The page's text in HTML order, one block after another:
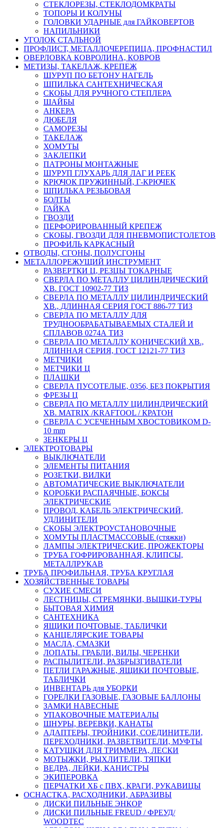
СТЕКЛОРЕЗЫ, СТЕКЛОДОМКРАТЫ
ТОПОРЫ И КОЛУНЫ
ГОЛОВКИ УДАРНЫЕ для ГАЙКОВЕРТОВ
НАПИЛЬНИКИ
УГОЛОК СТАЛЬНОЙ
ПРОФЛИСТ, МЕТАЛЛОЧЕРЕПИЦА, ПРОФНАСТИЛ
ОВЕРЛОВКА КОВРОЛИНА, КОВРОВ
МЕТИЗЫ, ТАКЕЛАЖ, КРЕПЕЖ
ШУРУП ПО БЕТОНУ НАГЕЛЬ
ШПИЛЬКА САНТЕХНИЧЕСКАЯ
СКОБЫ ДЛЯ РУЧНОГО СТЕПЛЕРА
ШАЙБЫ
АНКЕРА
ДЮБЕЛЯ
САМОРЕЗЫ
ТАКЕЛАЖ
ХОМУТЫ
ЗАКЛЕПКИ
ПАТРОНЫ МОНТАЖНЫЕ
ШУРУП ГЛУХАРЬ ДЛЯ ЛАГ И РЕЕК
КРЮЧОК ПРУЖИННЫЙ, Г-КРЮЧЕК
ШПИЛЬКА РЕЗЬБОВАЯ
БОЛТЫ
ГАЙКА
ГВОЗДИ
ПЕРФОРИРОВАННЫЙ КРЕПЕЖ
СКОБЫ, ГВОЗДИ ДЛЯ ПНЕВМОПИСТОЛЕТОВ
ПРОФИЛЬ КАРКАСНЫЙ
ОТВОДЫ, СГОНЫ, ПОЛУСГОНЫ
МЕТАЛЛОРЕЖУЩИЙ ИНСТРУМЕНТ
РАЗВЕРТКИ Ц, РЕЗЦЫ ТОКАРНЫЕ
СВЕРЛА ПО МЕТАЛЛУ ЦИЛИНДРИЧЕСКИЙ
ХВ. ГОСТ 10902-77 ТИЗ
СВЕРЛА ПО МЕТАЛЛУ ЦИЛИНДРИЧЕСКИЙ
ХВ., ДЛИННАЯ СЕРИЯ ГОСТ 886-77 ТИЗ
СВЕРЛА ПО МЕТАЛЛУ ДЛЯ
ТРУДНООБРАБАТЫВАЕМЫХ СТАЛЕЙ И
СПЛАВОВ 0274А ТИЗ
СВЕРЛА ПО МЕТАЛЛУ КОНИЧЕСКИЙ ХВ.,
ДЛИННАЯ СЕРИЯ, ГОСТ 12121-77 ТИЗ
МЕТЧИКИ
МЕТЧИКИ Ц
ПЛАШКИ
СВЕРЛА ПУСОТЕЛЫЕ, 0356, БЕЗ ПОКРЫТИЯ
ФРЕЗЫ Ц
СВЕРЛА ПО МЕТАЛЛУ ЦИЛИНДРИЧЕСКИЙ
ХВ. MATRIX /KRAFTOOL / КРАТОН
СВЕРЛА С УСЕЧЕННЫМ ХВОСТОВИКОМ D-
10 mm
ЗЕНКЕРЫ Ц
ЭЛЕКТРОТОВАРЫ
ВЫКЛЮЧАТЕЛИ
ЭЛЕМЕНТЫ ПИТАНИЯ
РОЗЕТКИ, ВИЛКИ
АВТОМАТИЧЕСКИЕ ВЫКЛЮЧАТЕЛИ
КОРОБКИ РАСПАЯЧНЫЕ, БОКСЫ
ЭЛЕКТРИЧЕСКИЕ
ПРОВОД, КАБЕЛЬ ЭЛЕКТРИЧЕСКИЙ,
УДЛИНИТЕЛИ
СКОБЫ ЭЛЕКТРОУСТАНОВОЧНЫЕ
ХОМУТЫ ПЛАСТМАССОВЫЕ (стяжки)
ЛАМПЫ ЭЛЕКТРИЧЕСКИЕ, ПРОЖЕКТОРЫ
ТРУБА ГОФРИРОВАННАЯ, КЛИПСЫ,
МЕТАЛЛРУКАВ
ТРУБА ПРОФИЛЬНАЯ, ТРУБА КРУГЛАЯ
ХОЗЯЙСТВЕННЫЕ ТОВАРЫ
СУХИЕ СМЕСИ
ЛЕСТНИЦЫ, СТРЕМЯНКИ, ВЫШКИ-ТУРЫ
БЫТОВАЯ ХИМИЯ
САНТЕХНИКА
ЯЩИКИ ПОЧТОВЫЕ, ТАБЛИЧКИ
КАНЦЕЛЯРСКИЕ ТОВАРЫ
МАСЛА, СМАЗКИ
ЛОПАТЫ. ГРАБЛИ, ВИЛЫ, ЧЕРЕНКИ
РАСПЫЛИТЕЛИ, РАЗБРЫЗГИВАТЕЛИ
ПЕТЛИ ГАРАЖНЫЕ, ЯЩИКИ ПОЧТОВЫЕ,
ТАБЛИЧКИ
ИНВЕНТАРЬ для УБОРКИ
ГОРЕЛКИ ГАЗОВЫЕ, ГАЗОВЫЕ БАЛЛОНЫ
ЗАМКИ НАВЕСНЫЕ
УПАКОВОЧНЫЕ МАТЕРИАЛЫ
ШНУРЫ, ВЕРЕВКИ, КАНАТЫ
АДАПТЕРЫ, ТРОЙНИКИ, СОЕДИНИТЕЛИ,
ПЕРЕХОДНИКИ, РАЗВЕТВИТЕЛИ, МУФТЫ
КАТУШКИ ДЛЯ ТРИММЕРА, ЛЕСКИ
МОТЫЖКИ, РЫХЛИТЕЛИ, ТЯПКИ
ВЕДРА, ЛЕЙКИ, КАНИСТРЫ
ЭКИПЕРОВКА
ПЕРЧАТКИ ХБ с ПВХ, КРАГИ, РУКАВИЦЫ
ОСНАСТКА, РАСХОДНИКИ, АБРАЗИВЫ
ДИСКИ ПИЛЬНЫЕ ЭНКОР
ДИСКИ ПИЛЬНЫЕ FREUD / ФРЕУД/
WOODTEC